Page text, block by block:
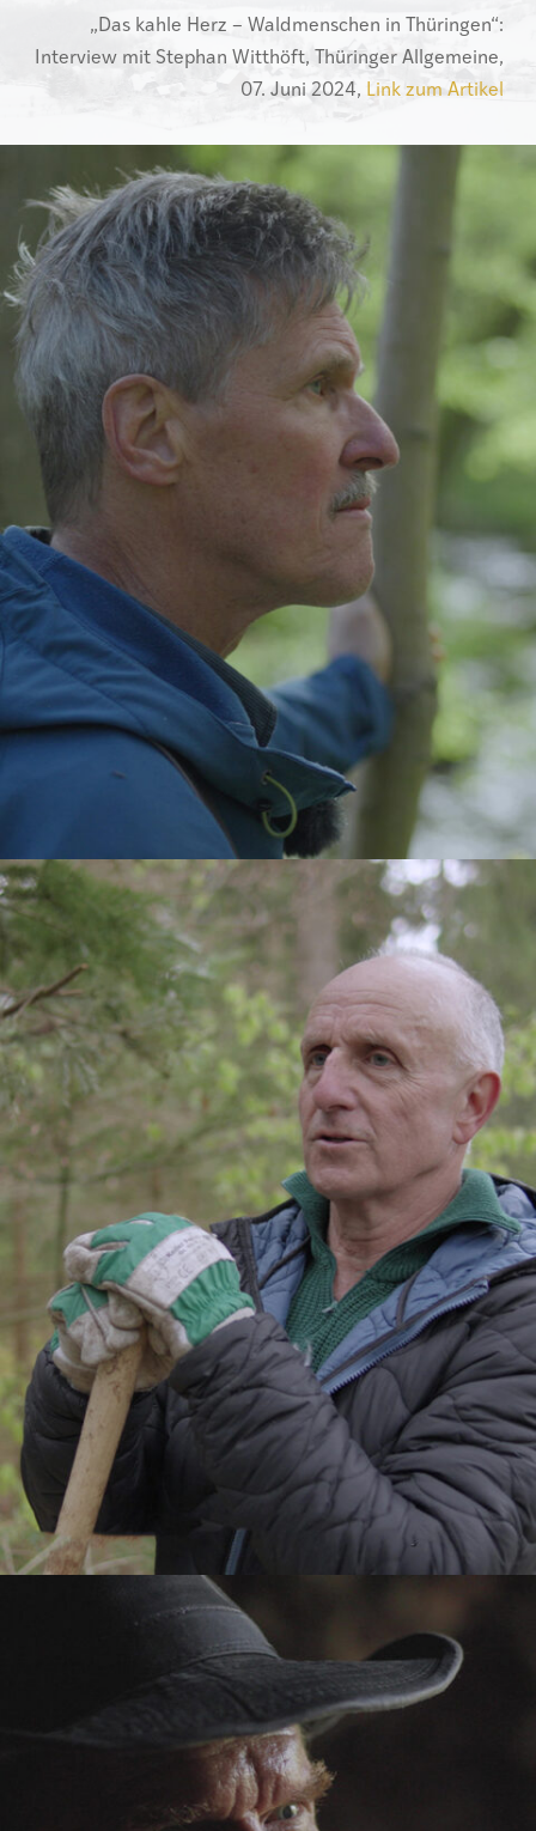
„Das kahle Herz – Waldmenschen in Thüringen“:
Interview mit Stephan Witthöft, Thüringer Allgemeine,
07. Juni 2024, Link zum Artikel